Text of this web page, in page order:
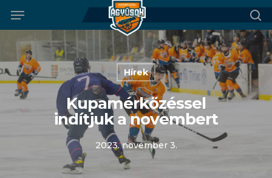
main
content
Menu
Hírek
Kupamérkőzéssel
indítjuk a novembert
2023. november 3.